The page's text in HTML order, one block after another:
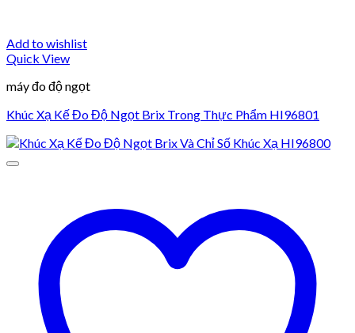
Add to wishlist
Quick View
máy đo độ ngọt
Khúc Xạ Kế Đo Độ Ngọt Brix Trong Thực Phẩm HI96801